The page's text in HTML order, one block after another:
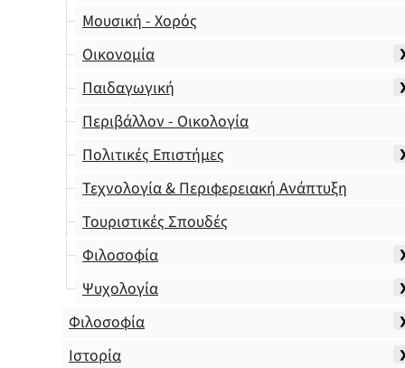
Μουσική - Χορός
Οικονομία
Παιδαγωγική
Περιβάλλον - Οικολογία
Πολιτικές Επιστήμες
Τεχνολογία & Περιφερειακή Ανάπτυξη
Τουριστικές Σπουδές
Φιλοσοφία
Ψυχολογία
Φιλοσοφία
Ιστορία